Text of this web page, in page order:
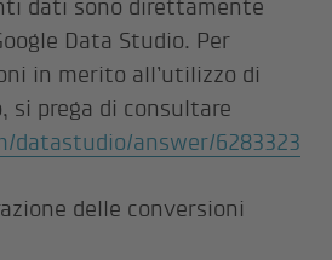
dati sono direttamente
Data Studio. Per
in merito all’utilizzo di
si prega di consultare
datastudio/answer/6283323
delle conversioni